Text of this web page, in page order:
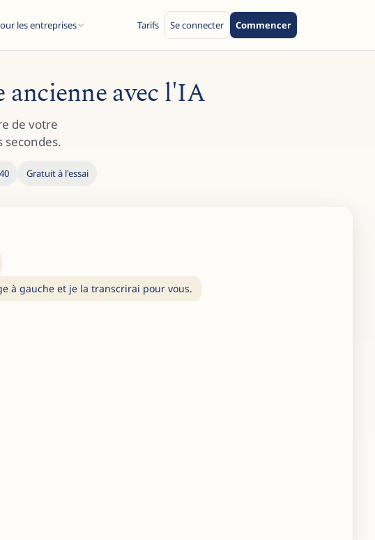
les entreprises Tarifs Se connecter Commencer
avec l'IA
de votre
secondes.
Gratuit à l'essai
à gauche et je la transcrirai pour vous.